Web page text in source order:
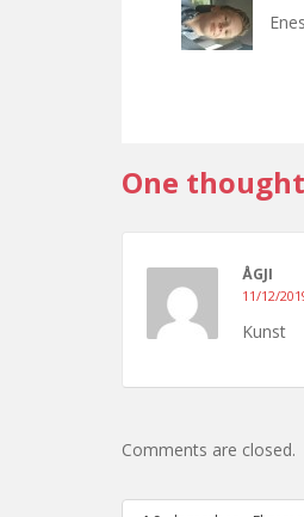
One
ÅGJI
11/12/
Kunst
Comments are closed.